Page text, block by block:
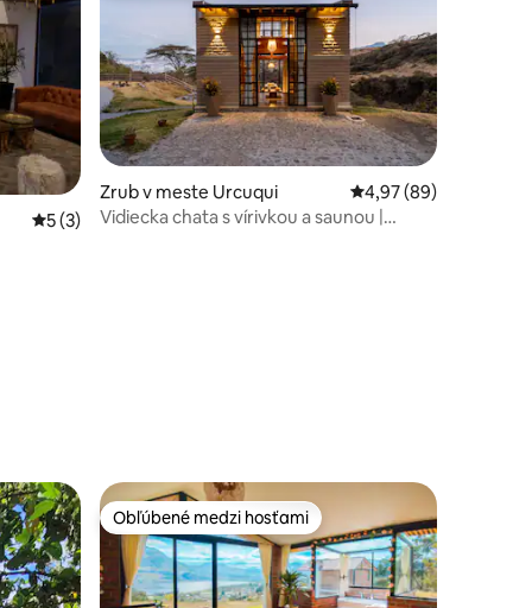
9
Priemerné ohodnotenie 5 z 5, počet hodnotení: 3
5 (3)
Zrub v meste Urcuqui Priemerné
4,97 (89)
Vidiecka chata s vírivkou a saunou |
Obľúbené medzi hosťami
Obľúbené medzi hosťami